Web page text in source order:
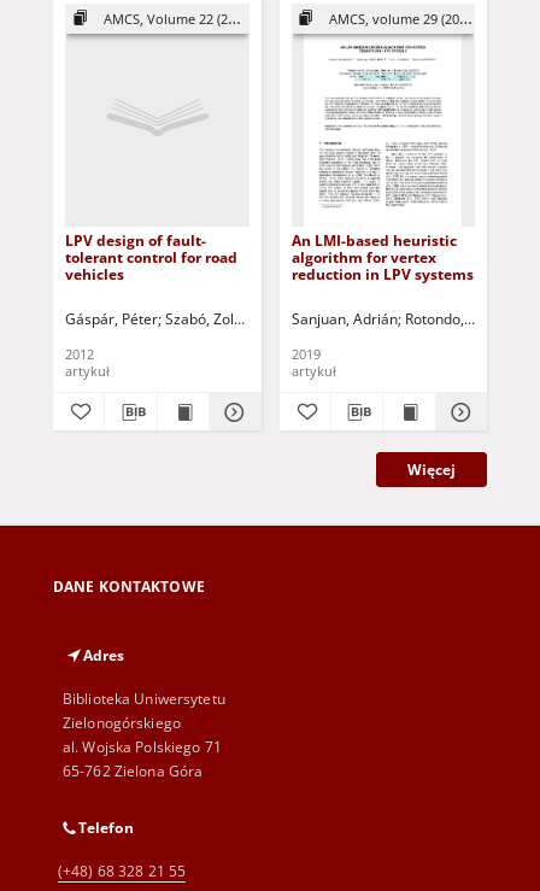
AMCS, Volume 22 (2012)
LPV design of fault-
tolerant control for road
vehicles
Gáspár, Péter Szabó, Zoltán Bokor, József Korbicz, Józef (1951- ) - red.
2012
artykuł
AMCS, volume 29 (2019)
An LMI-based heuristic
algorithm for vertex
reduction in LPV systems
Sanjuan, Adrián Rotondo, Damiano
2019
artykuł
Więcej
DANE KONTAKTOWE
Adres
Biblioteka Uniwersytetu
Zielonogórskiego
al. Wojska Polskiego 71
65-762 Zielona Góra
Telefon
(+48) 68 328 21 55